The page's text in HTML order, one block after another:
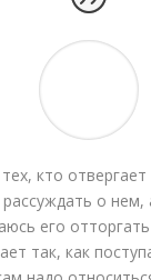
кто
о нем,
его
так, как